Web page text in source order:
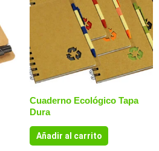
Cuaderno Ecológico Tapa
Dura
Añadir al carrito